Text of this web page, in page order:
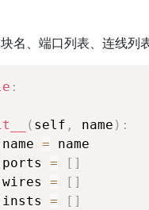
名、端口列表、连线列
:
( self , name ) :
name = name
ports = [ ]
wires = [ ]
insts = [ ]